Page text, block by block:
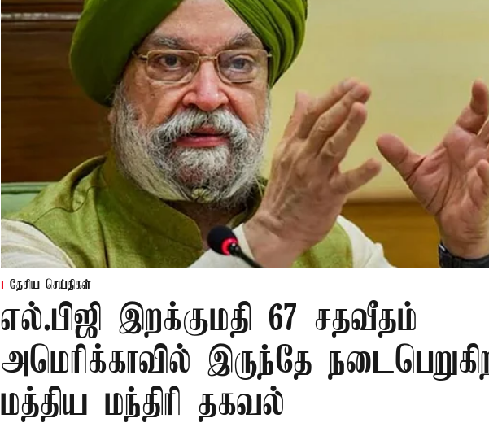
தேசிய செய்திகள்
எல்.பிஜி இறக்குமதி 67 சதவீதம்
அமெரிக்காவில் இருந்தே
மத்திய மந்திரி தகவல்